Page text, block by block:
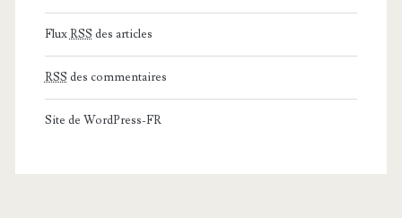
FluxRSS des articles
RSS des commentaires
Site de WordPress-FR